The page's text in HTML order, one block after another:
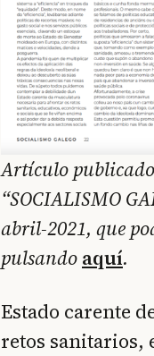
Artículo
“SOCIALISMO
abril-2021, que
pulsando aquí.
Estado carente
retos sanitarios,